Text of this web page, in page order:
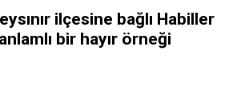
ilçesine bağlı Habiller
bir hayır örneği